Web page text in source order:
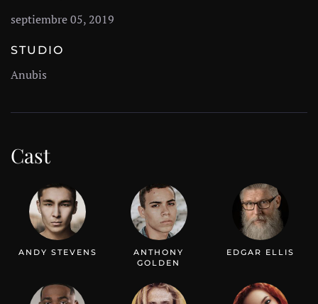
septiembre 05, 2019
STUDIO
Anubis
Cast
ANDY STEVENS
ANTHONY
GOLDEN
EDGAR ELLIS